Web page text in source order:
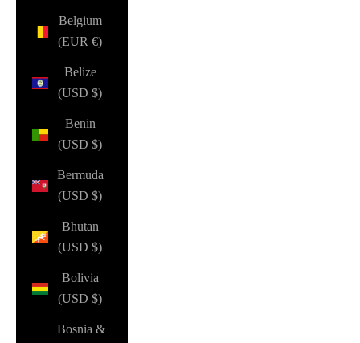
Belgium
(EUR €)
Belize
(USD $)
Benin
(USD $)
Bermuda
(USD $)
Bhutan
(USD $)
Bolivia
(USD $)
Bosnia &